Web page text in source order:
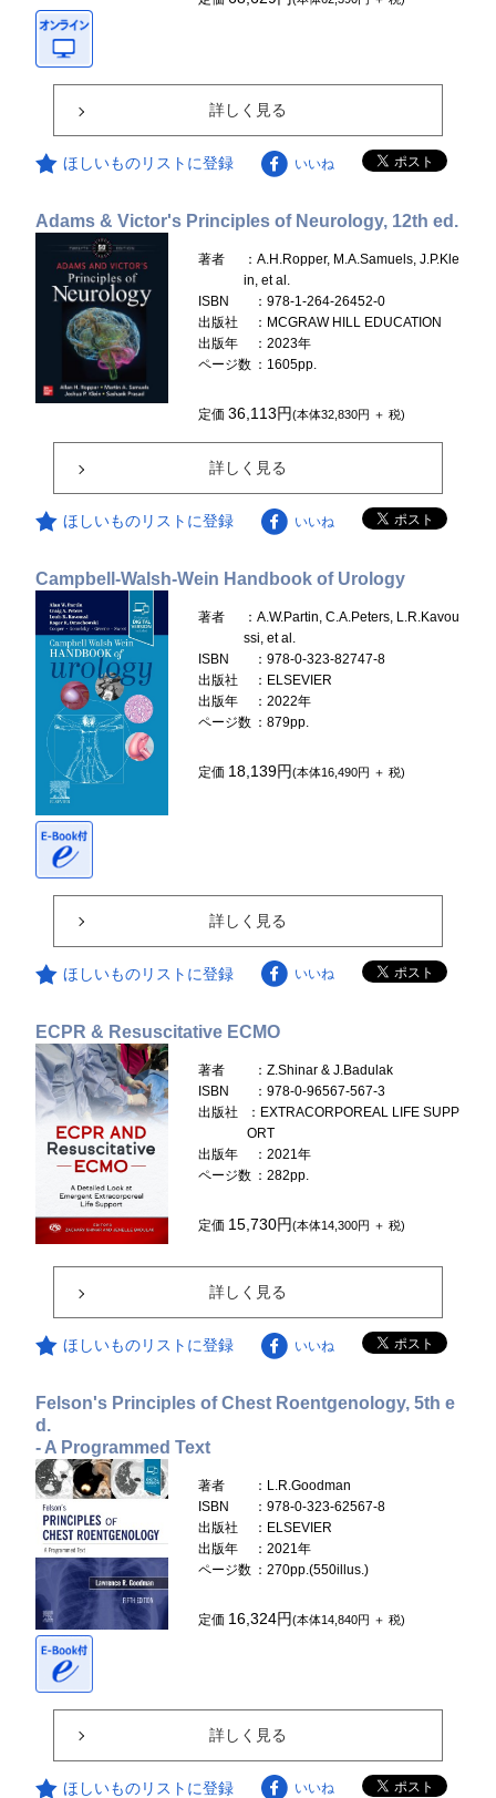
詳しく見る
ほしいものリストに登録 いいね
Adams & Victor's Principles of Neurology, 12th ed.
著者
：A.H.Ropper, M.A.Samuels, J.P.Kle
in, et al.
ISBN
：978-1-264-26452-0
出版社
：MCGRAW HILL EDUCATION
出版年
：2023年
ページ数 ：1605pp.
定価36,113円(本体32,830円 ＋ 税)
詳しく見る
ほしいものリストに登録 いいね
Campbell-Walsh-Wein Handbook of Urology
著者
：A.W.Partin, C.A.Peters, L.R.Kavou
ssi, et al.
ISBN
：978-0-323-82747-8
出版社
：ELSEVIER
出版年
：2022年
ページ数 ：879pp.
定価 18,139円(本体16,490円 ＋ 税)
詳しく見る
ほしいものリストに登録 いいね
ECPR & Resuscitative ECMO
著者
：Z.Shinar & J.Badulak
ISBN
：978-0-96567-567-3
出版社
：EXTRACORPOREAL LIFE SUPP
ORT
出版年
：2021年
ページ数 ：282pp.
定価 15,730円(本体14,300円 ＋ 税)
詳しく見る
ほしいものリストに登録 いいね
Felson's Principles of Chest Roentgenology, 5th e
d.
- A Programmed Text
著者
：L.R.Goodman
ISBN
：978-0-323-62567-8
出版社
：ELSEVIER
出版年
：2021年
ページ数 ：270pp.(550illus.)
定価 16,324円(本体14,840円 ＋ 税)
詳しく見る
ほしいものリストに登録 いいね